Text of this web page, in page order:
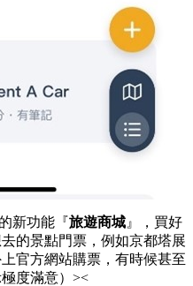
新功能『旅遊商城 』，買好
的景點門票，例如京都塔展
官方網站購票，有時候甚至
度滿意）><